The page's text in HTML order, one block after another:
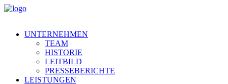
UNTERNEHMEN
TEAM
HISTORIE
LEITBILD
PRESSEBERICHTE
LEISTUNGEN